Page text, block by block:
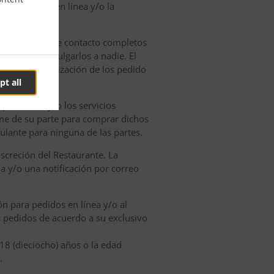
all
de pedidos en línea y/o la
los datos de contacto completos
no debe divulgarlos a nadie. El
de realización de los pedido
y/o los servicios
de su parte para comprar dichos
para ninguna de las partes.
del Restaurante. La
y/o una notificación por correo
para pedidos en línea y/o al
de acuerdo a su exclusivo
(dieciocho) años o la edad